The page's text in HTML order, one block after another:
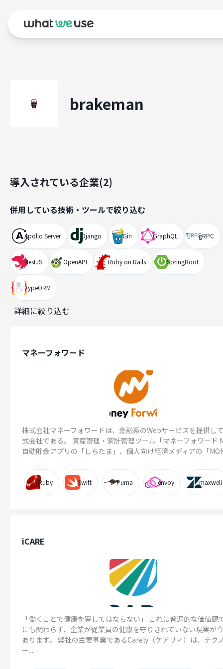
brakeman
導入されている企業(2)
併用している技術・ツールで絞り込む
Apollo Server Django Gin GraphQL gRPC
NestJS OpenAPI Ruby on Rails SpringBoot
TypeORM
詳細に絞り込む
マネーフォワード
株式会社マネーフォワードは、金融系のWebサービスを提供し
式会社である。 資産管理・家計管理ツール「マネーフォワード
自動貯金アプリの「しらたま」、個人向け経済メディアの「
Ruby Swift Puma envoy maxwell
iCARE
「働くことで健康を害してはならない」 これは普遍的な価値観
にも関わらず、企業が従業員の健康を守りきれていない現実が
あります。 弊社の主要事業であるCarely（ケアリィ）は、テク
ー...